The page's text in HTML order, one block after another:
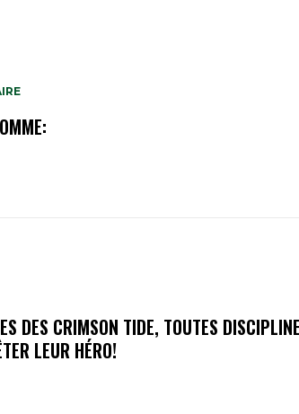
DES CRIMSON TIDE, TOUTES
LEUR HÉRO!